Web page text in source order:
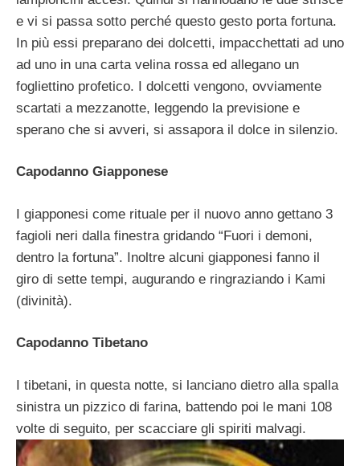
e vi si passa sotto perché questo gesto porta fortuna.
In più essi preparano dei dolcetti, impacchettati ad uno
ad uno in una carta velina rossa ed allegano un
fogliettino profetico. I dolcetti vengono, ovviamente
scartati a mezzanotte, leggendo la previsione e
sperano che si avveri, si assapora il dolce in silenzio.
Capodanno Giapponese
I giapponesi come rituale per il nuovo anno gettano 3
fagioli neri dalla finestra gridando “Fuori i demoni,
dentro la fortuna”. Inoltre alcuni giapponesi fanno il
giro di sette tempi, augurando e ringraziando i Kami
(divinità).
Capodanno Tibetano
I tibetani, in questa notte, si lanciano dietro alla spalla
sinistra un pizzico di farina, battendo poi le mani 108
volte di seguito, per scacciare gli spiriti malvagi.